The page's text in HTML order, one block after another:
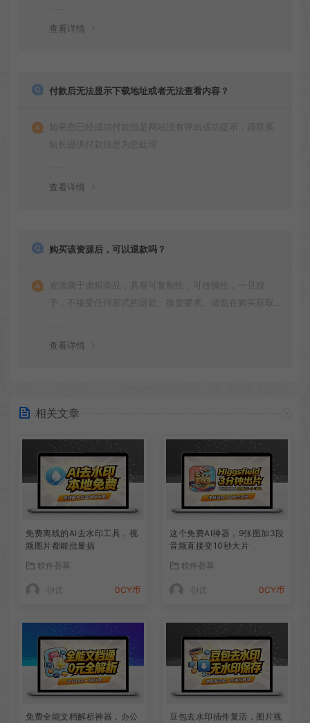
查看详情
付款后无法显示下载地址或者无法查看内容？
如果您已经成功付款但是网站没有弹出成功提示，请联系
站长提供付款信息为您处理
查看详情
购买该资源后，可以退款吗？
资源属于虚拟商品，具有可复制性，可传播性，一旦授
予，不接受任何形式的退款、换货要求。请您在购买获取
查看详情
相关文章
免费离线的AI去水印工具，视
频图片都能批量搞
软件荟萃
0CY币
这个免费AI神器，9张图加3段
音频直接变10秒大片
软件荟萃
0CY币
免费全能文档解析神器，办公
豆包去水印插件复活，图片视